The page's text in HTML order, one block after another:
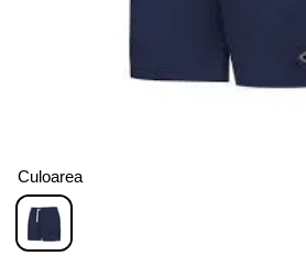
Culoarea